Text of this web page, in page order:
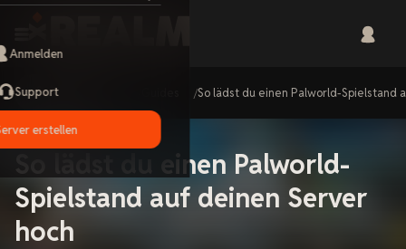
Anmelden
Support
erstellen
So lädst du einen Palworld-Spielstand
So lädst du einen Palworld-
Spielstand auf deinen Server
hoch